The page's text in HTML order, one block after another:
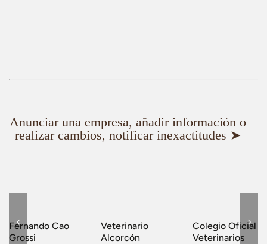
Anunciar una empresa, añadir información o
realizar cambios, notificar inexactitudes ➤
Fernando Cao
Grossi
Veterinario
Alcorcón
Colegio Oficial
Veterinarios